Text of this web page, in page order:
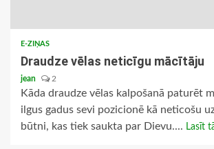
E-ZIŅAS
Draudze vēlas neticīgu mācītāju
jean 2
Kāda draudze vēlas kalpošanā paturēt
ilgus gadus sevi pozicionē kā neticošu
būtni, kas tiek saukta par Dievu.... Lasīt